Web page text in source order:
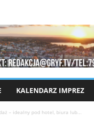
KALENDARZ IMPREZ
– idealny pod hotel, biura lub...